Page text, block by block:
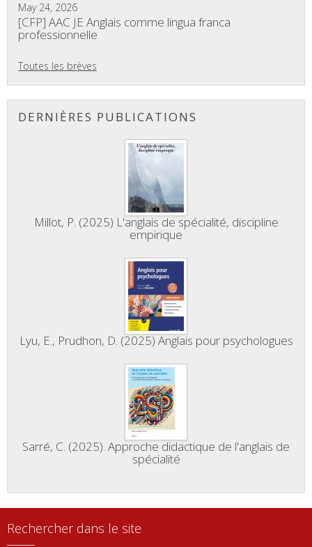
May 24, 2026
[CFP] AAC JE Anglais comme lingua franca
professionnelle
Toutes les brèves
DERNIÈRES PUBLICATIONS
Millot, P. (2025) L'anglais de spécialité, discipline
empirique
Lyu, E., Prudhon, D. (2025) Anglais pour psychologues
Sarré, C. (2025). Approche didactique de l'anglais de
spécialité
Rechercher dans le site